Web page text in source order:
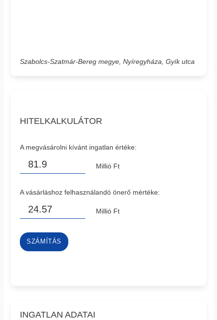
Szabolcs-Szatmár-Bereg megye, Nyíregyháza, Gyík utca
HITELKALKULÁTOR
A megvásárolni kívánt ingatlan értéke:
Millió Ft
A vásárláshoz felhasználandó önerő mértéke:
Millió Ft
SZÁMÍTÁS
INGATLAN ADATAI